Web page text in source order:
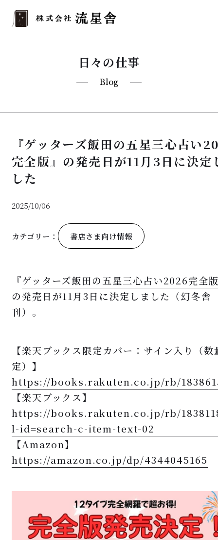
日々の仕事
Blog
『ゲッターズ飯田の五星三心占い
完全版』の発売日が11月3日に決定
した
2025/10/06
カテゴリー： 書店さま向け情報
『ゲッターズ飯田の五星三心占い2026完全
の発売日が11月3日に決定しました（幻冬舎
刊）。
【楽天ブックス限定カバー：サイン入り（数
定）】
https://books.rakuten.co.jp/rb/
【楽天ブックス】
https://books.rakuten.co.jp/rb/
l-id=search-c-item-text-02
【Amazon】
https://amazon.co.jp/dp/4344045165